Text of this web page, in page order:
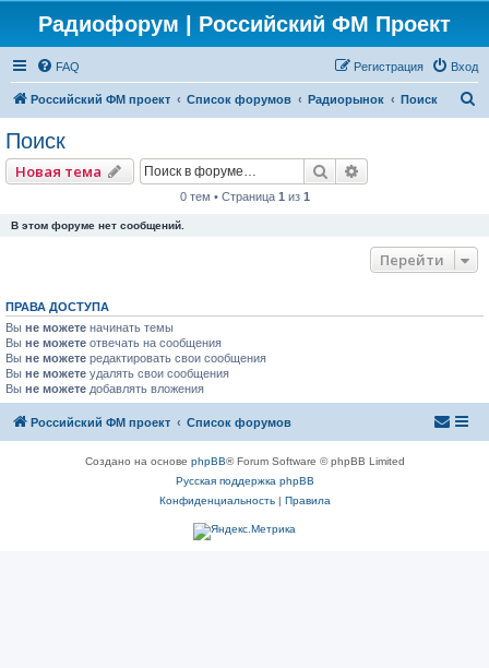
Радиофорум | Российский ФМ Проект
FAQ Вход
Регистрация
Российский ФМ проект Список форумов Радиорынок Поиск
Поиск
Новая тема Поиск
0 тем • Страница 1 из 1
В этом форуме нет сообщений.
Перейти
ПРАВА ДОСТУПА
Вы не можете начинать темы
Вы не можете отвечать на сообщения
Вы не можете редактировать свои сообщения
Вы не можете удалять свои сообщения
Вы не можете добавлять вложения
Российский ФМ проект Список форумов
Создано на основе phpBB® Forum Software © phpBB Limited
Русская поддержка phpBB
Конфиденциальность| Правила